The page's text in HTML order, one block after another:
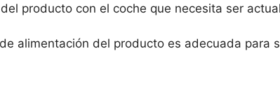
producto con el coche que necesita ser
alimentación del producto es adecuada para